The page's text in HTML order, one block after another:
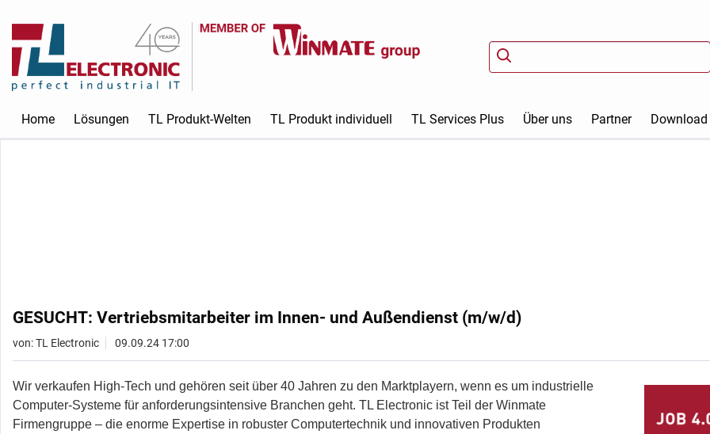
Home Lösungen TL Produkt-Welten TL Produkt individuell TL Services Plus Über uns Partner Download
GESUCHT: Vertriebsmitarbeiter im Innen- und Außendienst (m/w/d)
von: TL Electronic 09.09.24 17:00
Wir verkaufen High-Tech und gehören seit über 40 Jahren zu den Marktplayern, wenn es um industrielle
Computer-Systeme für anforderungsintensive Branchen geht. TL Electronic ist Teil der Winmate
Firmengruppe – die enorme Expertise in robuster Computertechnik und innovativen Produkten